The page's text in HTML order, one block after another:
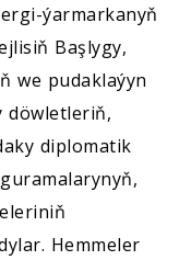
ýarmarkanyň
Başlygy,
we pudaklaýyn
döwletleriň,
diplomatik
Hemmeler